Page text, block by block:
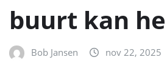
buurt kan
Bob Jansen nov 22, 2025